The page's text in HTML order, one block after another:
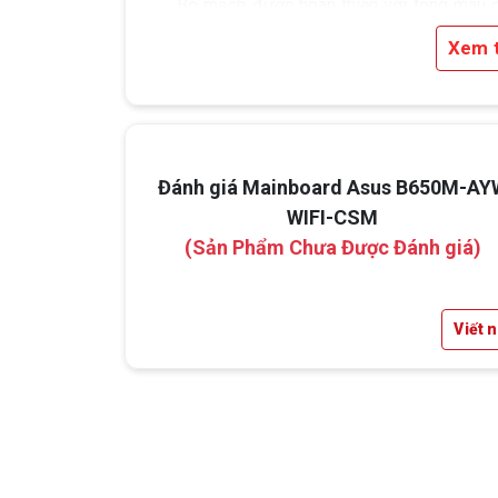
mạnh mẽ, điểm nhấn là các chi tiết
vàng ánh kim tinh tế, mang lại sự hiện
Xem
Đánh giá Mainboard Asus B650M-
WIFI-CSM
(Sản Phẩm Chưa Được Đánh giá)
Viết